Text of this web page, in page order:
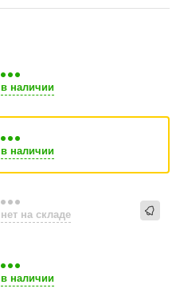
в наличии
в наличии
нет на складе
в наличии